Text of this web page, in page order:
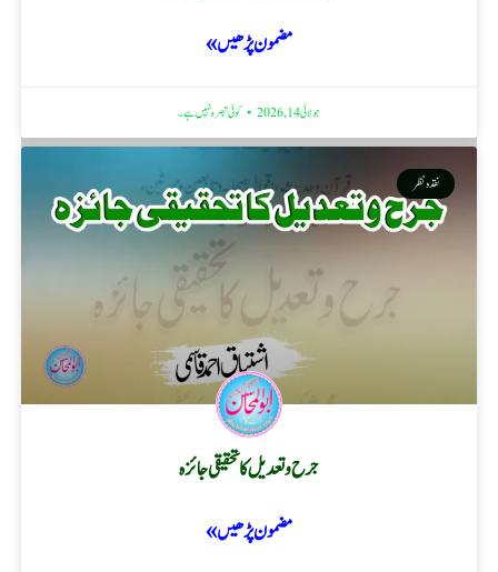
مضمون پڑھیں »
جولائی 14, 2026 کوئی تبصرہ نہیں ہے۔
نقد ونظر
جرح و تعدیل کا تحقیقی جائزہ
مضمون پڑھیں »